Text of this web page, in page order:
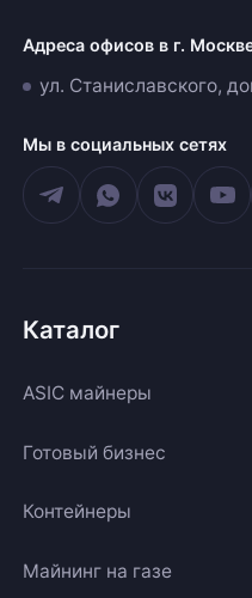
Адреса офисов в г.
ул. Станиславского,
Мы в социальных сетях
Каталог
ASIC майнеры
Готовый бизнес
Контейнеры
Майнинг на газе